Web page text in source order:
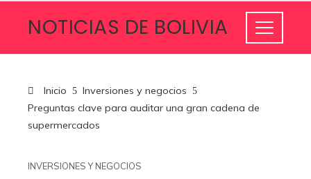
NOTICIAS DE BOLIVIA
Inicio
Inversiones y negocios
Preguntas clave para auditar una gran cadena de
supermercados
INVERSIONES Y NEGOCIOS